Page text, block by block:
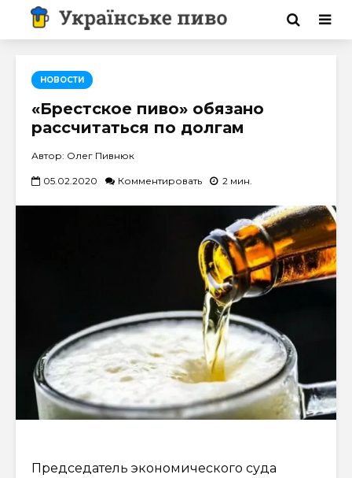
НОВОСТИ
«Брестское пиво» обязано
рассчитаться по долгам
Автор: Олег Пивнюк
05.02.2020 Комментировать 2 мин.
Председатель экономического суда